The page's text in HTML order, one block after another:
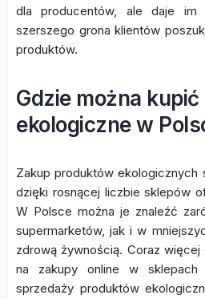
dla producentów, ale daje im
szerszego grona klientów
produktów.
Gdzie można
ekologiczne w
Zakup produktów ekologicznych
dzięki rosnącej liczbie sklepów
W Polsce można je znaleźć
supermarketów, jak i w
zdrową żywnością. Coraz
na zakupy online w sklepach
sprzedaży produktów